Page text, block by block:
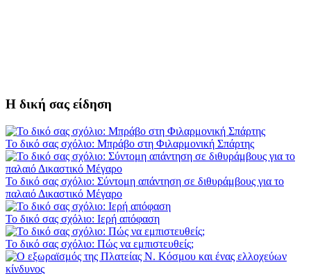
Η δική σας είδηση
Το δικό σας σχόλιο: Μπράβο στη Φιλαρμονική Σπάρτης
Το δικό σας σχόλιο: Σύντομη απάντηση σε διθυράμβους για το
παλαιό Δικαστικό Μέγαρο
Το δικό σας σχόλιο: Ιερή απόφαση
Το δικό σας σχόλιο: Πώς να εμπιστευθείς;